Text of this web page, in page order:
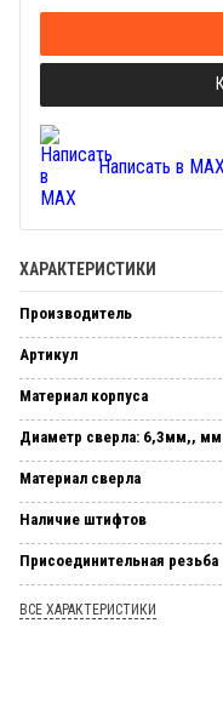
Написать в
ХАРАКТЕРИСТИКИ
Производитель
Артикул
Материал корпуса
Диаметр сверла: 6,3мм,, мм
Материал сверла
Наличие штифтов
Присоединительная резьба
ВСЕ ХАРАКТЕРИСТИКИ